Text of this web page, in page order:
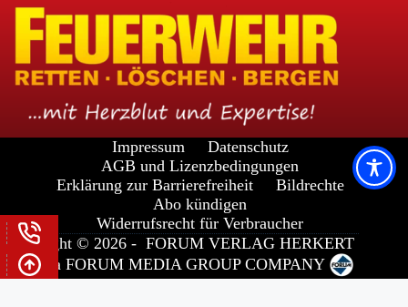
Impressum
Datenschutz
AGB und Lizenzbedingungen
Erklärung zur Barrierefreiheit
Bildrechte
Abo kündigen
Widerrufsrecht für Verbraucher
Copyright © 2026 - FORUM VERLAG HERKERT
GMBH
aFORUM MEDIA GROUPCOMPANY